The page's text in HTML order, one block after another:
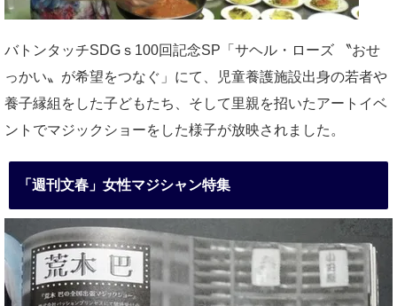
バトンタッチSDGｓ100回記念SP「サヘル・ローズ 〝おせ
っかい〟が希望をつなぐ」にて、児童養護施設出身の若者や
養子縁組をした子どもたち、そして里親を招いたアートイベ
ントでマジックショーをした様子が放映されました。
「週刊文春」女性マジシャン特集